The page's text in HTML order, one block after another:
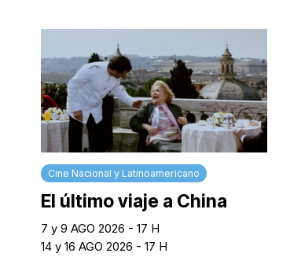
Cine Nacional y Latinoamericano
El último viaje a China
7 y 9 AGO 2026 - 17 H
14 y 16 AGO 2026 - 17 H